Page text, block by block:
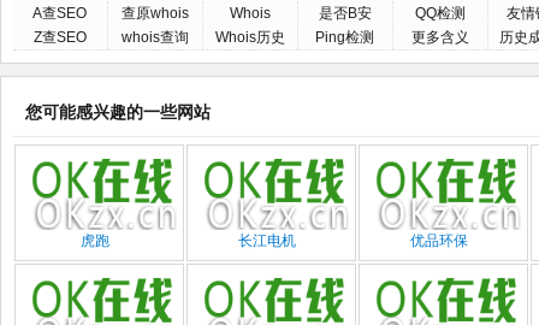
A查SEO
Z查SEO
查原whois
whois查询
Whois
Whois历史
是否B安
Ping检测
QQ检测
更多含义
友情
历史
您可能感兴趣的一些网站
虎跑 长江电机 优品环保